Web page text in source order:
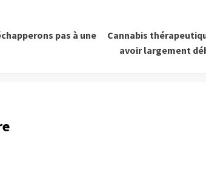
pas à une
Cannabis
avoir largement